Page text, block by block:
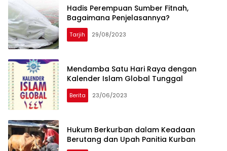
Hadis Perempuan Sumber Fitnah,
Bagaimana Penjelasannya?
Tarjih 29/08/2023
Mendamba Satu Hari Raya dengan
Kalender Islam Global Tunggal
Berita 23/06/2023
Hukum Berkurban dalam Keadaan
Berutang dan Upah Panitia Kurban